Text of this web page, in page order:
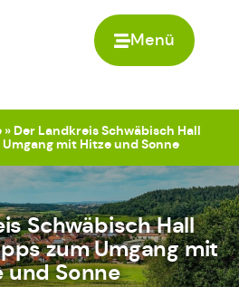
Menü
» Der Landkreis Schwäbisch Hall
mit Hitze und Sonne
Schwäbisch Hall
zum Umgang mit
und Sonne